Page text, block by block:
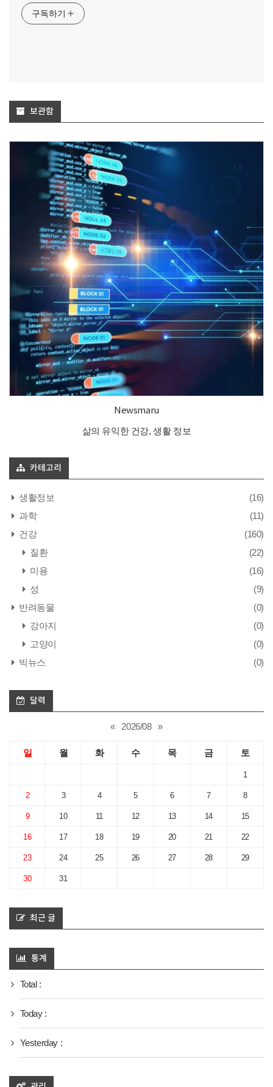
구독하기
보관함
Newsmaru
삶의 유익한 건강, 생활 정보
카테고리
생활정보
(16)
과학
(11)
건강
(160)
질환
(22)
미용
(16)
성
(9)
반려동물
(0)
강아지
(0)
고양이
(0)
빅뉴스
(0)
달력
« 2026/08 »
일 월 화 수 목 금 토
1
2 3 4 5 6 7 8
9 10 11 12 13 14 15
16 17 18 19 20 21 22
23 24 25 26 27 28 29
30 31
최근 글
통계
Total :
Today :
Yesterday :